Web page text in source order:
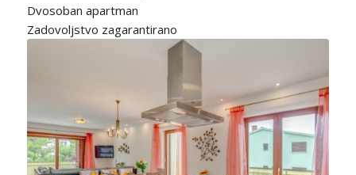
Dvosoban apartman
Zadovoljstvo zagarantirano